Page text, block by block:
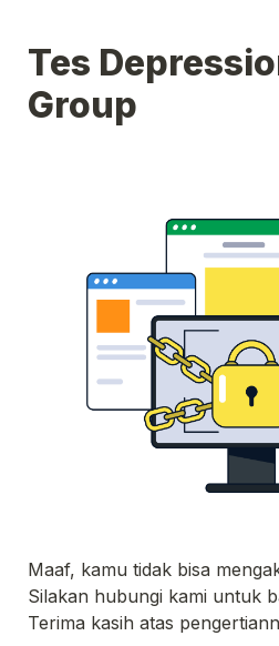
Tes
Group
Maaf, kamu tidak bisa
Terima kasih atas